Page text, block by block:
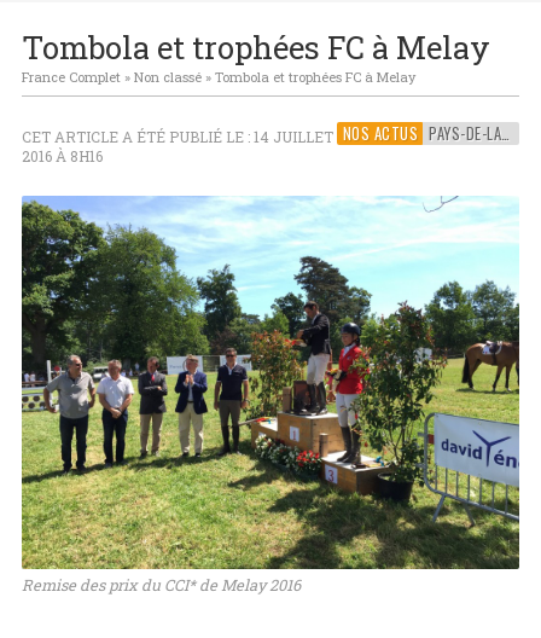
indoor reviennent le 23 Janvier 2027 !
Tombola et trophées FC à Melay
France Complet» Non classé» Tombola et trophées FC à Melay
NOS ACTUS PAYS-DE-LA-LOIRE
CET ARTICLE A ÉTÉ PUBLIÉ LE : 14 JUILLET
2016 À 8H16
Remise des prix du CCI* de Melay 2016